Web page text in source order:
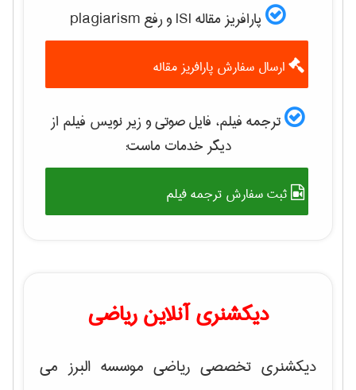
پارافریز مقاله ISI و رفع plagiarism
ارسال سفارش پارافریز مقاله
ترجمه فیلم، فایل صوتی و زیر نویس فیلم از
دیگر خدمات ماست:
ثبت سفارش ترجمه فیلم
دیکشنری آنلاین ریاضی
دیکشنری تخصصی ریاضی موسسه البرز می